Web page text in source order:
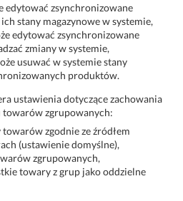
edytować zsynchronizowane
stany magazynowe w systemie,
edytować zsynchronizowane
zmiany w systemie,
usuwać w systemie stany
produktów.
ustawienia dotyczące zachowania
zgrupowanych:
zgodnie ze źródłem
(ustawienie domyślne),
zgrupowanych,
towary z grup jako oddzielne